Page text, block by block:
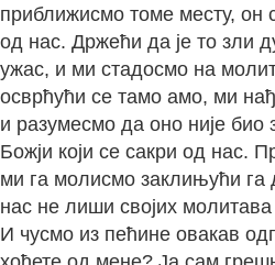
приближисмо томе месту, он
од нас. Држећи да је то зли
ужас, и ми стадосмо на
осврћући се тамо амо, ми
и разумесмо да оно није био
Божји који се сакри од нас.
ми га молисмо заклињући га
нас не лиши својих молитава
И чусмо из пећине овакав